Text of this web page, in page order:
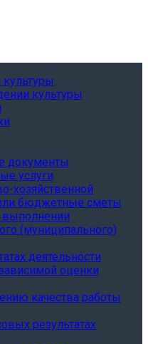
культуры
документы
услуги
хозяйственной
бюджетные сметы
(муниципального)
деятельности
оценки
качества работы
результатах